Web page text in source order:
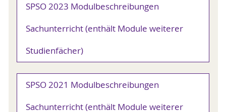
SPSO 2023 Modulbeschreibungen
Sachunterricht (enthält Module weiterer
Studienfächer)
SPSO 2021 Modulbeschreibungen
Sachunterricht (enthält Module weiterer